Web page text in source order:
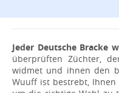
Jeder Deutsche Bracke
überprüften Züchter,
widmet und ihnen den
Wuuff ist bestrebt, Ihnen